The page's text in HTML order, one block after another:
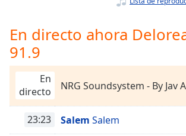
Rate
Chapters
Descriptions
En directo ahora
91.9
En
directo
NRG Soundsystem - By Jav
23:23 Salem Salem